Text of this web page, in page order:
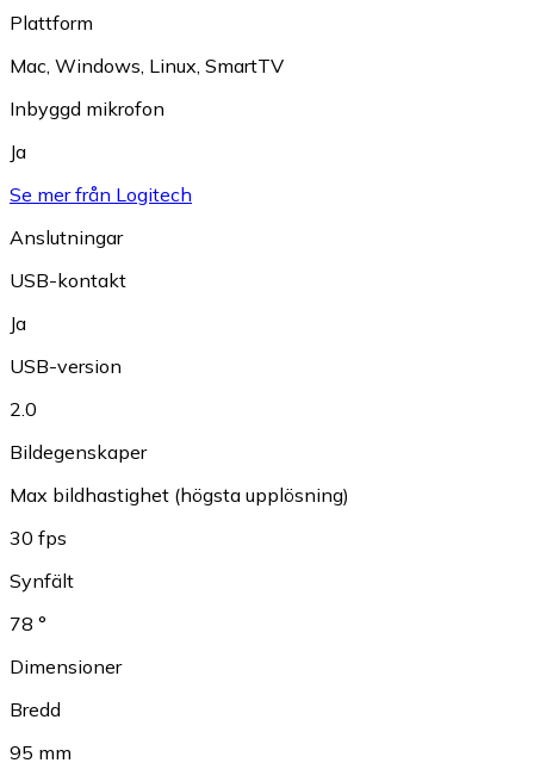
Plattform
Mac Windows Linux SmartTV
Inbyggd mikrofon
Ja
Se mer från Logitech
Anslutningar
USB-kontakt
Ja
USB-version
2.0
Bildegenskaper
Max bildhastighet (högsta upplösning)
30 fps
Synfält
78 °
Dimensioner
Bredd
95 mm